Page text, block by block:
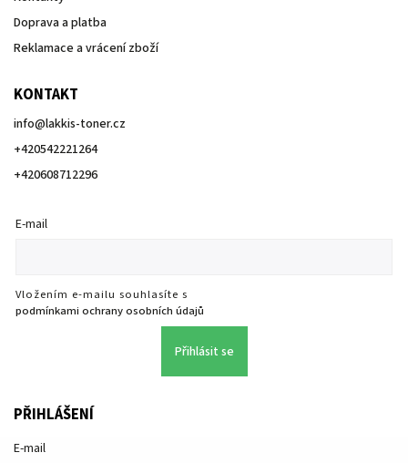
Doprava a platba
Reklamace a vrácení zboží
KONTAKT
info@lakkis-toner.cz
+420542221264
+420608712296
E-mail
Vložením e-mailu souhlasíte s
podmínkami ochrany osobních údajů
Přihlásit se
PŘIHLÁŠENÍ
E-mail